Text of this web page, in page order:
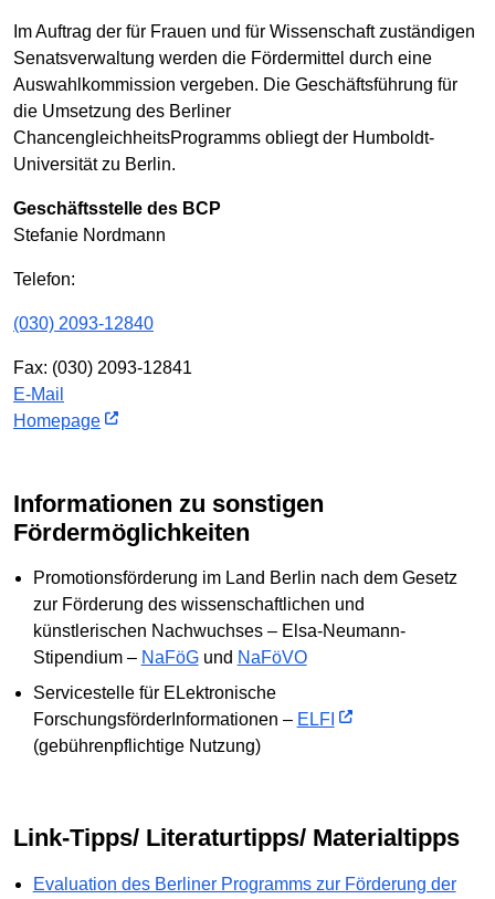
Im Auftrag der für Frauen und für Wissenschaft zuständigen
Senatsverwaltung werden die Fördermittel durch eine
Auswahlkommission vergeben. Die Geschäftsführung für
die Umsetzung des Berliner
ChancengleichheitsProgramms obliegt der Humboldt-
Universität zu Berlin.
Geschäftsstelle des BCP
Stefanie Nordmann
Telefon:
(030) 2093-12840
Fax: (030) 2093-12841
E-Mail
Homepage
Informationen zu sonstigen
Fördermöglichkeiten
Promotionsförderung im Land Berlin nach dem Gesetz
zur Förderung des wissenschaftlichen und
künstlerischen Nachwuchses – Elsa-Neumann-
Stipendium – NaFöGund NaFöVO
Servicestelle für ELektronische
ForschungsförderInformationen – ELFI
(gebührenpflichtige Nutzung)
Link-Tipps/ Literaturtipps/ Materialtipps
Evaluation des Berliner Programms zur Förderung der